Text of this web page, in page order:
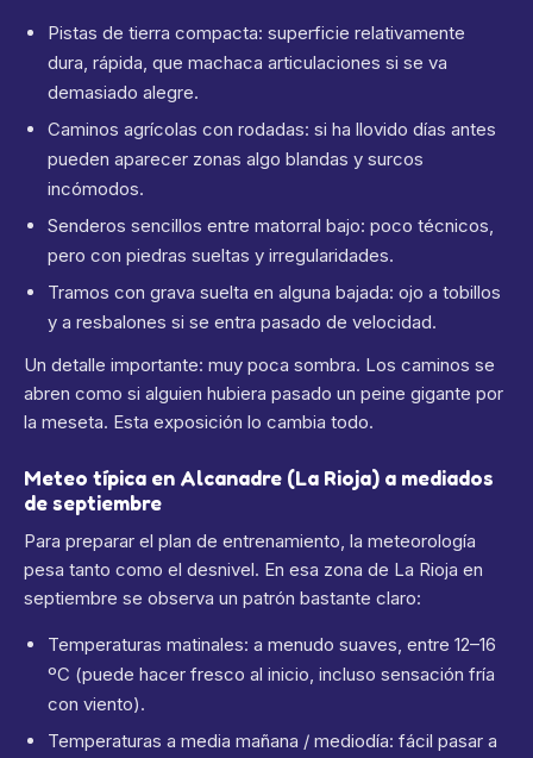
Pistas de tierra compacta: superficie relativamente
dura, rápida, que machaca articulaciones si se va
demasiado alegre.
Caminos agrícolas con rodadas: si ha llovido días antes
pueden aparecer zonas algo blandas y surcos
incómodos.
Senderos sencillos entre matorral bajo: poco técnicos,
pero con piedras sueltas y irregularidades.
Tramos con grava suelta en alguna bajada: ojo a tobillos
y a resbalones si se entra pasado de velocidad.
Un detalle importante: muy poca sombra. Los caminos se
abren como si alguien hubiera pasado un peine gigante por
la meseta. Esta exposición lo cambia todo.
Meteo típica en Alcanadre (La Rioja) a mediados
de septiembre
Para preparar el plan de entrenamiento, la meteorología
pesa tanto como el desnivel. En esa zona de La Rioja en
septiembre se observa un patrón bastante claro:
Temperaturas matinales: a menudo suaves, entre 12–16
ºC (puede hacer fresco al inicio, incluso sensación fría
con viento).
Temperaturas a media mañana / mediodía: fácil pasar a